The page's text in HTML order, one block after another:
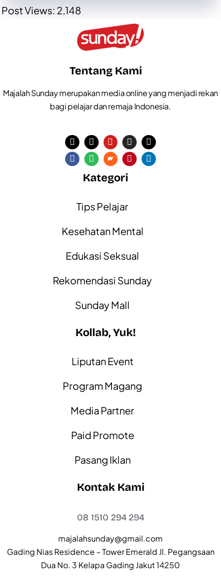
Post Views: 2,148
Tentang Kami
Majalah Sunday merupakan media online yang menjadi rekan
bagi pelajar dan remaja Indonesia.
Kategori
Tips Pelajar
Kesehatan Mental
Edukasi Seksual
Rekomendasi Sunday
Sunday Mall
Kollab, Yuk!
Liputan Event
Program Magang
Media Partner
Paid Promote
Pasang Iklan
Kontak Kami
08 1510 294 294
majalahsunday@gmail.com
Gading Nias Residence – Tower Emerald Jl. Pegangsaan
Dua No. 3 Kelapa Gading Jakut 14250